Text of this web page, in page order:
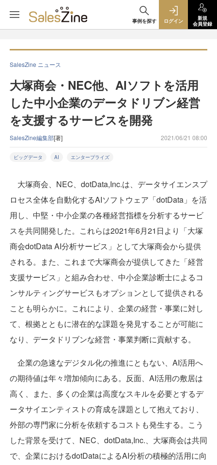
事例を探す ログイン
新規
会員登録
SalesZine ニュース
大塚商会・NEC他、AIソフトを活用
した中小企業のデータドリブン経営
を支援するサービスを開発
SalesZine編集部[著] 2021/06/21 08:00
ビッグデータ AI エンタープライズ
大塚商会、NEC、dotData,Inc.は、データサイエンスプ
ロセス全体を自動化するAIソフトウェア「dotData」を活
用し、中堅・中小企業の各種経営指標を分析するサービ
スを共同開発した。これらは2021年6月21日より「大塚
商会dotData AI分析サービス」として大塚商会から提供
される。また、これまで大塚商会が提供してきた「経営
支援サービス」と組み合わせ、中小企業診断士によるコ
ンサルティングサービスもオプションとして提供される
ことも明らかに。これにより、企業の経営・事業に対し
て、根拠とともに潜在的な課題を発見することが可能に
なり、データドリブンな経営・事業判断に貢献する。
企業の急速なデジタル化の推進にともない、AI活用へ
の期待値は年々増加傾向にある。反面、AI活用の敷居は
高く、また、多くの企業は高度なスキルを必要とするデ
ータサイエンティストの育成を課題として抱えており、
外部の専門家に分析を依頼するコストも発生する。こう
した背景を受けて、NEC、dotData,Inc.、大塚商会は共同
で、企業におけるdotDataによるAI分析の積極的活用に向